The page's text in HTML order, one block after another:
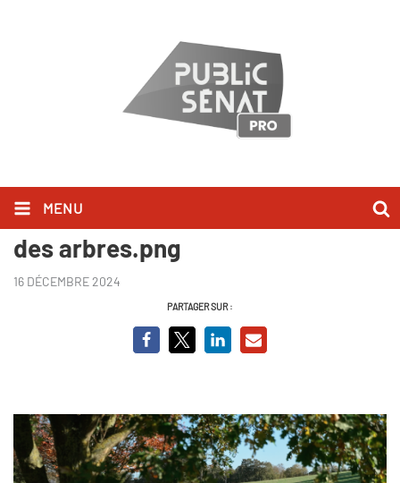
MENU
Le village qui voulait replanter
des arbres.png
16 DÉCEMBRE 2024
PARTAGER SUR :